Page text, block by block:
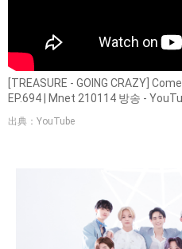
[TREASURE - GOING CRAZY]
EP.694 | Mnet 210114 방송 -
出典：YouTube